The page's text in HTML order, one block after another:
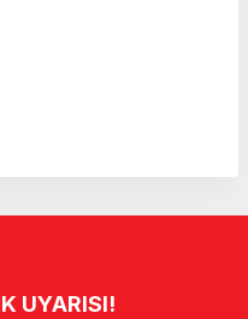
UYARISI!